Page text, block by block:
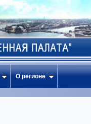
О регионе